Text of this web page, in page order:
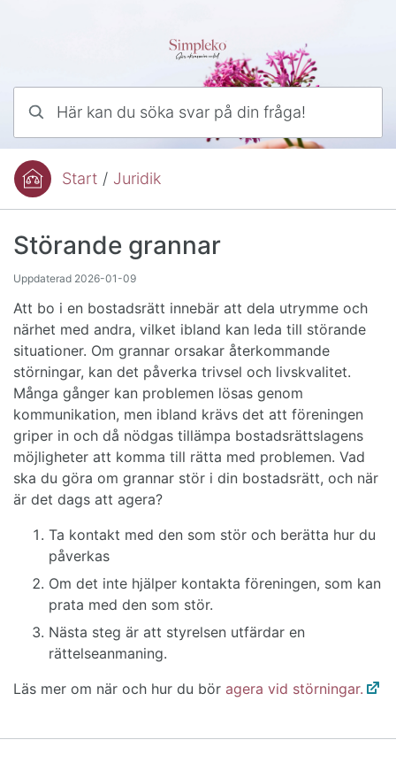
Du är här:Start / Juridik
Störande grannar
Uppdaterad 2026-01-09
Att bo i en bostadsrätt innebär att dela utrymme och
närhet med andra, vilket ibland kan leda till störande
situationer. Om grannar orsakar återkommande
störningar, kan det påverka trivsel och livskvalitet.
Många gånger kan problemen lösas genom
kommunikation, men ibland krävs det att föreningen
griper in och då nödgas tillämpa bostadsrättslagens
möjligheter att komma till rätta med problemen. Vad
ska du göra om grannar stör i din bostadsrätt, och när
är det dags att agera?
Ta kontakt med den som stör och berätta hur du
påverkas
Om det inte hjälper kontakta föreningen, som kan
prata med den som stör.
Nästa steg är att styrelsen utfärdar en
rättelseanmaning.
Läs mer om när och hur du bör agera vid störningar.